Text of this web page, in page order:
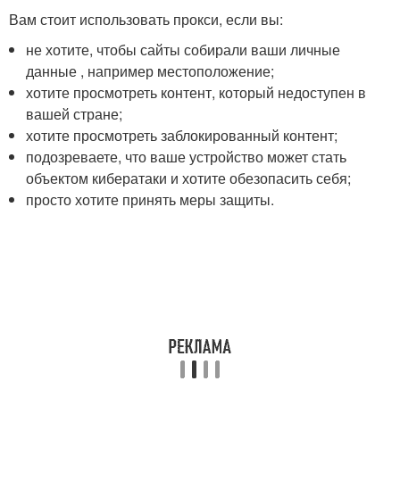
Вам стоит использовать прокси, если вы:
не хотите, чтобы сайты собирали ваши личные
данные , например местоположение;
хотите просмотреть контент, который недоступен в
вашей стране;
хотите просмотреть заблокированный контент;
подозреваете, что ваше устройство может стать
объектом кибератаки и хотите обезопасить себя;
просто хотите принять меры защиты.